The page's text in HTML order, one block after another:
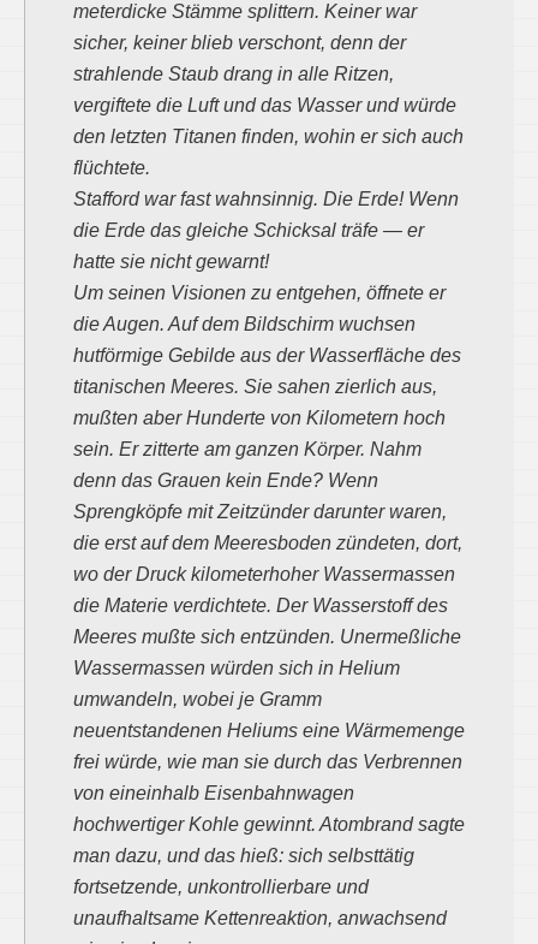
meterdicke Stämme splittern. Keiner war
sicher, keiner blieb verschont, denn der
strahlende Staub drang in alle Ritzen,
vergiftete die Luft und das Wasser und würde
den letzten Titanen finden, wohin er sich auch
flüchtete.
Stafford war fast wahnsinnig. Die Erde! Wenn
die Erde das gleiche Schicksal träfe — er
hatte sie nicht gewarnt!
Um seinen Visionen zu entgehen, öffnete er
die Augen. Auf dem Bildschirm wuchsen
hutförmige Gebilde aus der Wasserfläche des
titanischen Meeres. Sie sahen zierlich aus,
mußten aber Hunderte von Kilometern hoch
sein. Er zitterte am ganzen Körper. Nahm
denn das Grauen kein Ende? Wenn
Sprengköpfe mit Zeitzünder darunter waren,
die erst auf dem Meeresboden zündeten, dort,
wo der Druck kilometerhoher Wassermassen
die Materie verdichtete. Der Wasserstoff des
Meeres mußte sich entzünden. Unermeßliche
Wassermassen würden sich in Helium
umwandeln, wobei je Gramm
neuentstandenen Heliums eine Wärmemenge
frei würde, wie man sie durch das Verbrennen
von eineinhalb Eisenbahnwagen
hochwertiger Kohle gewinnt. Atombrand sagte
man dazu, und das hieß: sich selbsttätig
fortsetzende, unkontrollierbare und
unaufhaltsame Kettenreaktion, anwachsend